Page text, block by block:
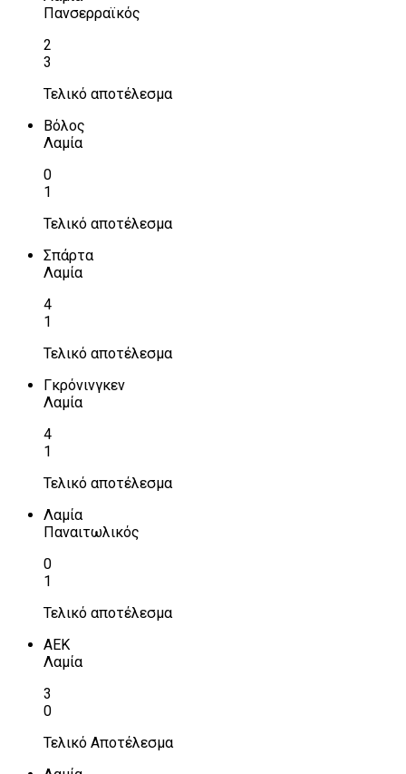
Πανσερραϊκός
2
3
Τελικό αποτέλεσμα
Βόλος
Λαμία
0
1
Τελικό αποτέλεσμα
Σπάρτα
Λαμία
4
1
Τελικό αποτέλεσμα
Γκρόνινγκεν
Λαμία
4
1
Τελικό αποτέλεσμα
Λαμία
Παναιτωλικός
0
1
Τελικό αποτέλεσμα
ΑΕΚ
Λαμία
3
0
Τελικό Αποτέλεσμα